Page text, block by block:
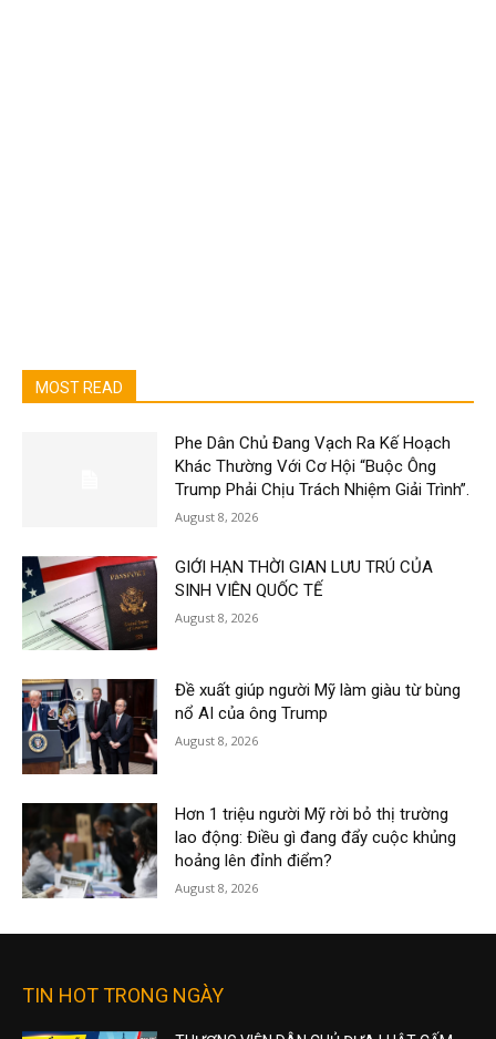
MOST READ
Phe Dân Chủ Đang Vạch Ra Kế Hoạch
Khác Thường Với Cơ Hội “Buộc Ông
Trump Phải Chịu Trách Nhiệm Giải Trình”.
August 8, 2026
GIỚI HẠN THỜI GIAN LƯU TRÚ CỦA
SINH VIÊN QUỐC TẾ
August 8, 2026
Đề xuất giúp người Mỹ làm giàu từ bùng
nổ AI của ông Trump
August 8, 2026
Hơn 1 triệu người Mỹ rời bỏ thị trường
lao động: Điều gì đang đẩy cuộc khủng
hoảng lên đỉnh điểm?
August 8, 2026
TIN HOT TRONG NGÀY